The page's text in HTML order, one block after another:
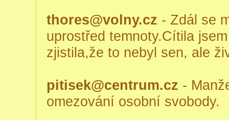
thores@volny.cz - Zdál se
uprostřed temnoty.Cítila
zjistila,že to nebyl sen, ale
pitisek@centrum.cz -
omezování osobní svobody.